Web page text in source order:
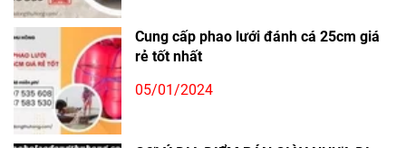
Cung cấp phao lưới đánh cá 25cm giá
rẻ tốt nhất
05/01/2024